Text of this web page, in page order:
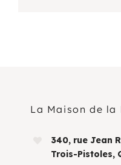
La Maison de la
340, rue Jean
Trois-Pistoles,